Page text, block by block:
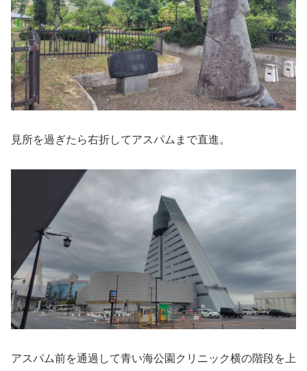
見所を過ぎたら右折してアスパムまで直進。
アスパム前を通過して青い海公園クリニック横の階段を上